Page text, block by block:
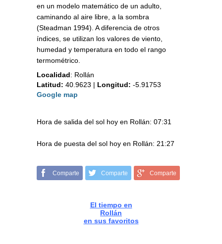
en un modelo matemático de un adulto,
caminando al aire libre, a la sombra
(Steadman 1994). A diferencia de otros
índices, se utilizan los valores de viento,
humedad y temperatura en todo el rango
termométrico.
Localidad: Rollán
Latitud: 40.9623 | Longitud: -5.91753
Google map
Hora de salida del sol hoy en Rollán: 07:31
Hora de puesta del sol hoy en Rollán: 21:27
Comparte Comparte Comparte
El tiempo en
Rollán
en sus favoritos